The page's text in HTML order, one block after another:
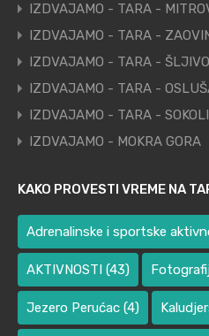
IZDVAJAMO - TARA -
IZDVAJAMO - TARA -
IZDVAJAMO - TARA -
IZDVAJAMO - TARA -
IZDVAJAMO - TARA -
IZDVAJAMO - MOKRA GORA
KAKO PROVESTI VREME NA
Adrenalinske i sportske
AKTIVNOSTI (43)
Jezero Perućac (4)